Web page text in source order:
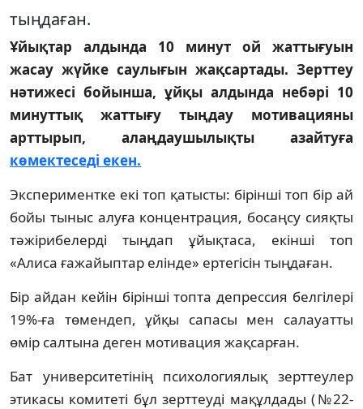
тыңдаған.
Ұйықтар алдында 10 минут ой жаттығуын
жасау жүйке саулығын жақсартады. Зерттеу
нәтижесі бойынша, ұйқы алдында небәрі 10
минуттық жаттығу тыңдау мотивацияны
арттырып, алаңдаушылықты азайтуға
көмектеседі екен.
Экспериментке екі топ қатысты: бірінші топ бір ай
бойы тыныс алуға концентрация, босаңсу сияқты
тәжірибелерді тыңдап ұйықтаса, екінші топ
«Алиса ғажайыптар елінде» ертегісін тыңдаған.
Бір айдан кейін бірінші топта депрессия белгілері
19%-ға төмендеп, ұйқы сапасы мен салауатты
өмір салтына деген мотивация жақсарған.
Бат университетінің психологиялық зерттеулер
этикасы комитеті бұл зерттеуді мақұлдады (№22-